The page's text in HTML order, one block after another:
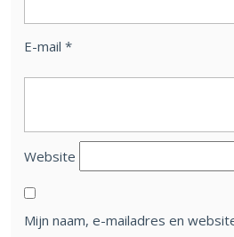
E-mail *
Website
Mijn naam, e-mailadres en